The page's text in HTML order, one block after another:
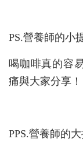
PS.營養師的小
喝咖啡真的容
痛與大家分享！
PPS.營養師的大